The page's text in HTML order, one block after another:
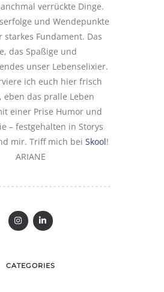
verrückte Dinge.
und Wendepunkte
starkes Fundament. Das
das Spaßige und
unser Lebenselixier.
ich euch hier frisch
eben das pralle Leben
einer Prise Humor und
– festgehalten in Storys
mir. Triff mich bei Skool!
ARIANE
CATEGORIES